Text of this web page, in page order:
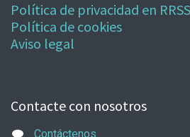
Política de privacidad en RRSS
Política de cookies
Aviso legal
Contacte con nosotros
Contáctenos